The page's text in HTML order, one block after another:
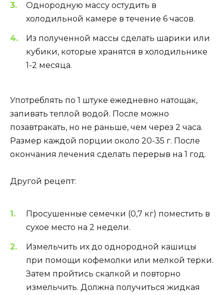
Однородную массу остудить в
холодильной камере в течение 6 часов.
Из полученной массы сделать шарики или
кубики, которые хранятся в холодильнике
1-2 месяца.
Употреблять по 1 штуке ежедневно натощак,
запивать теплой водой. После можно
позавтракать, но не раньше, чем через 2 часа.
Размер каждой порции около 20-35 г. После
окончания лечения сделать перерыв на 1 год.
Другой рецепт:
Просушенные семечки (0,7 кг) поместить в
сухое место на 2 недели.
Измельчить их до однородной кашицы
при помощи кофемолки или мелкой терки.
Затем пройтись скалкой и повторно
измельчить. Должна получиться жидкая